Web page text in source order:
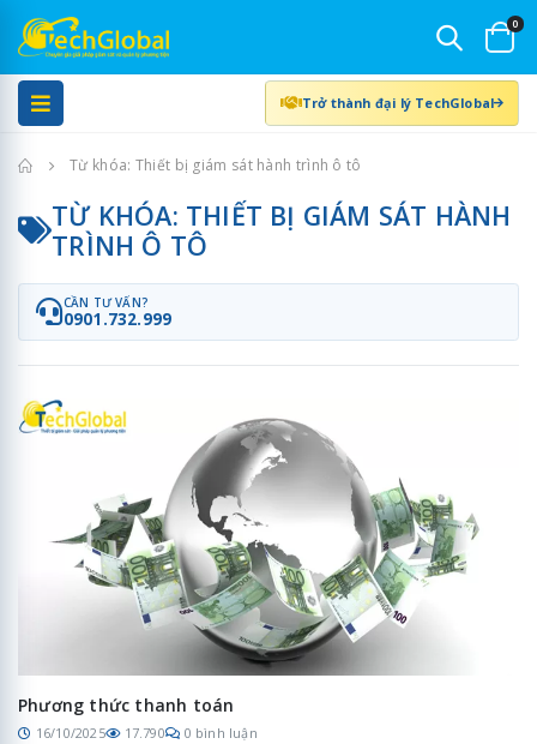
0
Trở thành đại lý TechGlobal
Trang chủTừ khóa: Thiết bị giám sát hành trình ô tô
TỪ KHÓA: THIẾT BỊ GIÁM SÁT HÀNH
TRÌNH Ô TÔ
CẦN TƯ VẤN?
0901.732.999
Phương thức thanh toán
16/10/2025 17.790 0 bình luận